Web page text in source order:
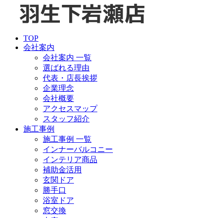
TOP
会社案内
会社案内 一覧
選ばれる理由
代表・店長挨拶
企業理念
会社概要
アクセスマップ
スタッフ紹介
施工事例
施工事例 一覧
インナーバルコニー
インテリア商品
補助金活用
玄関ドア
勝手口
浴室ドア
窓交換